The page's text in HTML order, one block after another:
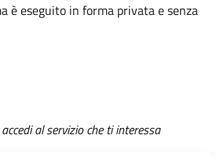
è eseguito in forma privata e senza
al servizio che ti interessa